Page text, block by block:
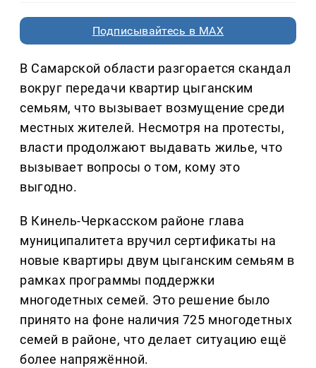
Подписывайтесь в MAX
В Самарской области разгорается скандал
вокруг передачи квартир цыганским
семьям, что вызывает возмущение среди
местных жителей. Несмотря на протесты,
власти продолжают выдавать жилье, что
вызывает вопросы о том, кому это
выгодно.
В Кинель-Черкасском районе глава
муниципалитета вручил сертификаты на
новые квартиры двум цыганским семьям в
рамках программы поддержки
многодетных семей. Это решение было
принято на фоне наличия 725 многодетных
семей в районе, что делает ситуацию ещё
более напряжённой.